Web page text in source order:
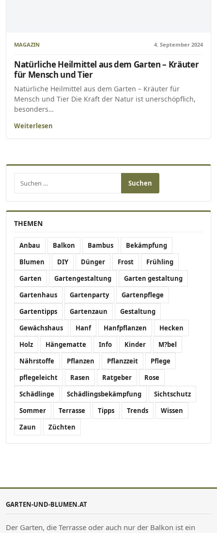
MAGAZIN 4. September 2024
Natürliche Heilmittel aus dem Garten – Kräuter
für Mensch und Tier
Natürliche Heilmittel aus dem Garten – Kräuter für
Mensch und Tier Die Kraft der Natur ist unerschöpflich,
besonders…
Weiterlesen
Suchen nach:
THEMEN
Anbau Balkon Bambus
Bekämpfung
Blumen
DIY Dünger Frost
Frühling
Garten
Gartengestaltung
Garten gestaltung
Gartenhaus
Gartenparty
Gartenpflege
Gartentipps
Gartenzaun
Gestaltung
Gewächshaus
Hanf Hanfpflanzen
Hecken
Holz
Hängematte Info Kinder
M?bel
Nährstoffe
Pflanzen Pflanzzeit
Pflege
pflegeleicht
Rasen Ratgeber
Rose
Schädlinge
Schädlingsbekämpfung
Sichtschutz
Sommer
Terrasse Tipps Trends
Wissen
Zaun
Züchten
GARTEN-UND-BLUMEN.AT
Der Garten, die Terrasse oder auch nur der Balkon ist ein